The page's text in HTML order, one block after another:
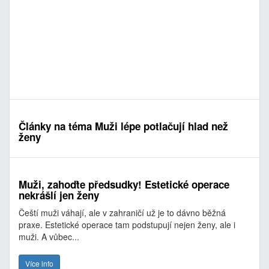
Články na téma Muži lépe potlačují hlad než
ženy
Muži, zahoďte předsudky! Estetické operace
nekrášlí jen ženy
Čeští muži váhají, ale v zahraničí už je to dávno běžná
praxe. Estetické operace tam podstupují nejen ženy, ale i
muži. A vůbec...
Více info